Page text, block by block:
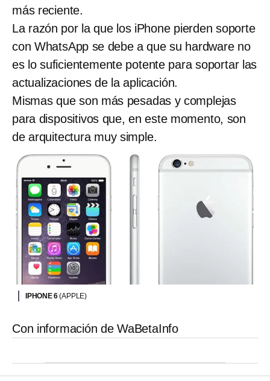
más reciente.
La razón por la que los iPhone pierden soporte
con WhatsApp se debe a que su hardware no
es lo suficientemente potente para soportar las
actualizaciones de la aplicación.
Mismas que son más pesadas y complejas
para dispositivos que, en este momento, son
de arquitectura muy simple.
IPHONE 6(APPLE)
Con información de WaBetaInfo